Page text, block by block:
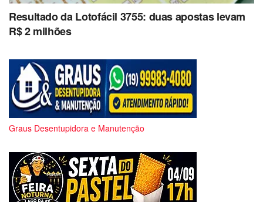
Resultado da Lotofácil 3755: duas apostas levam
R$ 2 milhões
Graus Desentupidora e Manutenção